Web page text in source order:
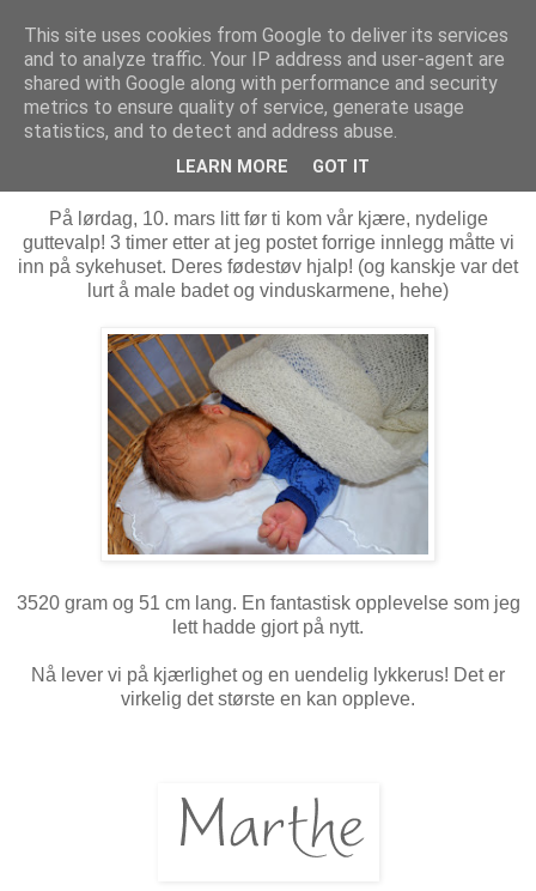
MARTHE EIDAHL
tirsdag 13. mars 2012
A baby boy is born
På lørdag, 10. mars litt før ti kom vår kjære, nydelige
guttevalp! 3 timer etter at jeg postet forrige innlegg måtte vi
inn på sykehuset. Deres fødestøv hjalp! (og kanskje var det
lurt å male badet og vinduskarmene, hehe)
3520 gram og 51 cm lang. En fantastisk opplevelse som jeg
lett hadde gjort på nytt.
Nå lever vi på kjærlighet og en uendelig lykkerus! Det er
virkelig det største en kan oppleve.
This site uses cookies from Google to deliver its services
and to analyze traffic. Your IP address and user-agent are
shared with Google along with performance and security
metrics to ensure quality of service, generate usage
statistics, and to detect and address abuse.
LEARN MORE GOT IT